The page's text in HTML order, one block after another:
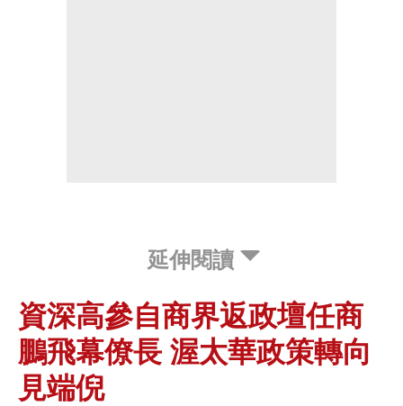
延伸閱讀
資深高參自商界返政壇任商
鵬飛幕僚長 渥太華政策轉向
見端倪